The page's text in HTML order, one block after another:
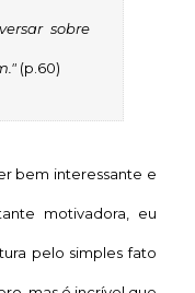
sobre
(p.60)
bem interessante e
motivadora, eu
pelo simples fato